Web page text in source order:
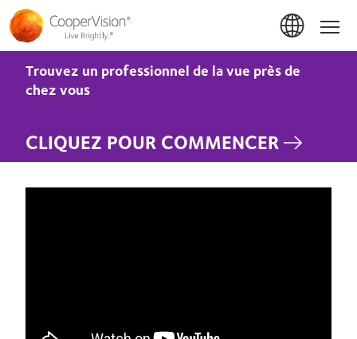
Aller
au
contenu
principal
Trouvez un professionnel de la vue près de
chez vous
CLIQUEZ POUR COMMENCER